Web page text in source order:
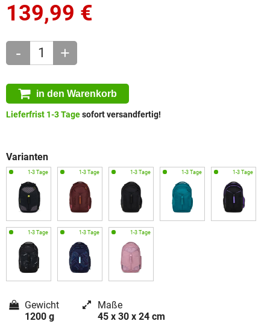
139,99 €
- +
in den Warenkorb
Lieferfrist 1-3 Tagesofort versandfertig!
Varianten
Gewicht
1200 g
Maße
45 x 30 x 24 cm